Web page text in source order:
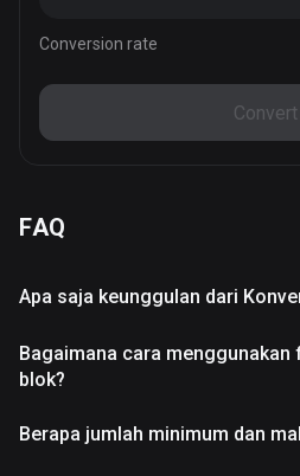
Conversion rate
Convert
FAQ
Apa saja keunggulan dari
Bagaimana cara menggunakan
blok?
Berapa jumlah minimum dan